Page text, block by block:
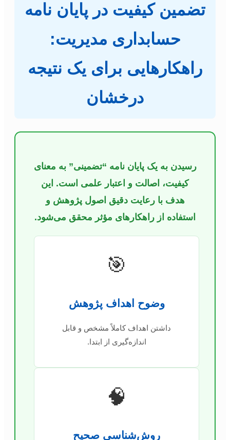
تضمین کیفیت در پایان نامه
حسابداری مدیریت:
راهکارهایی برای یک نتیجه
درخشان
رسیدن به یک پایان نامه “تضمینی” به معنای
کیفیت، اصالت و اعتبار علمی است. این
هدف با رعایت دقیق اصول پژوهش و
استفاده از راهکارهای مؤثر محقق می‌شود.
🎯
وضوح اهداف پژوهش
داشتن اهداف کاملاً مشخص و قابل
اندازه‌گیری از ابتدا.
🧠
روش‌شناسی صحیح